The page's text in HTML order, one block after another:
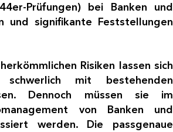
Prüfungen) bei Banken und
und signifikante Feststellungen
Risiken lassen sich
schwerlich mit bestehenden
Dennoch müssen sie im
von Banken und
werden. Die passgenaue